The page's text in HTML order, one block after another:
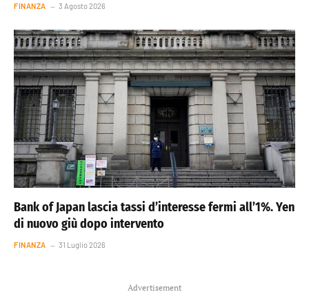
FINANZA 3 Agosto 2026
Bank of Japan lascia tassi d’interesse fermi all’1%. Yen
di nuovo giù dopo intervento
FINANZA 31 Luglio 2026
Advertisement